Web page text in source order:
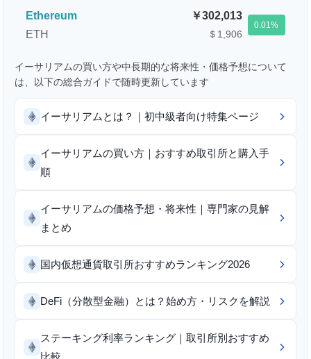
Ethereum
ETH
302,013
＄1,906
0.01
イーサリアムの買い方や中長期的な将来性・価格予想について
は、以下の総合ガイドで随時更新しています
イーサリアムとは？｜初中級者向け特集ページ
イーサリアムの買い方｜おすすめ取引所と購入手
順
イーサリアムの価格予想・将来性｜専門家の見解
まとめ
国内仮想通貨取引所おすすめランキング2026
DeFi（分散型金融）とは？始め方・リスクを解説
ステーキング利率ランキング｜取引所別おすすめ